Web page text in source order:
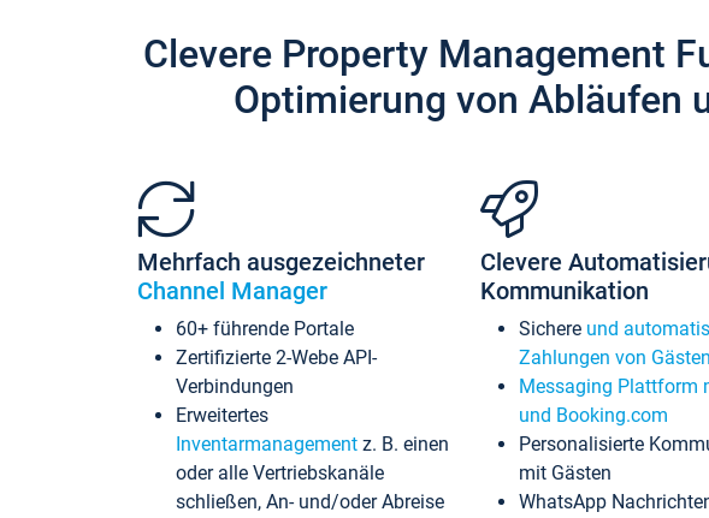
Clevere Property Management
Optimierung von Abläufen
Mehrfach ausgezeichneter
Channel Manager
60+ führende Portale
Zertifizierte 2-Webe API-
Verbindungen
Erweitertes
Inventarmanagement z. B. einen
oder alle Vertriebskanäle
schließen, An- und/oder Abreise
Clevere
Kommunikation
Sichere und
Zahlungen von Gästen
Messaging Plattform
und Booking.com
Personalisierte
mit Gästen
WhatsApp